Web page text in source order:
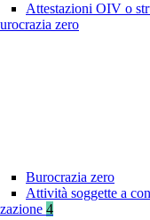
Attestazioni OIV o
zero
Burocrazia zero
Attività soggette a
4